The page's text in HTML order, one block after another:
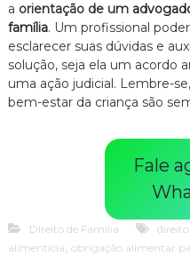
a orientação de um
família. Um profissional
esclarecer suas dúvidas e
solução, seja ela um acordo
uma ação judicial. Lembre-
bem-estar da criança são
Fale
DIreito de Família
alimentícia, obrigação alimentar